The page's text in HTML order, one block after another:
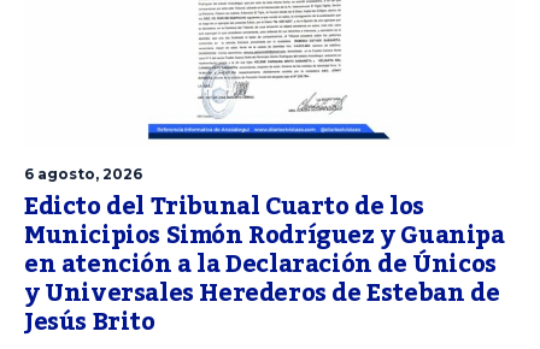
6 agosto, 2026
Edicto del Tribunal Cuarto de los
Municipios Simón Rodríguez y Guanipa
en atención a la Declaración de Únicos
y Universales Herederos de Esteban de
Jesús Brito